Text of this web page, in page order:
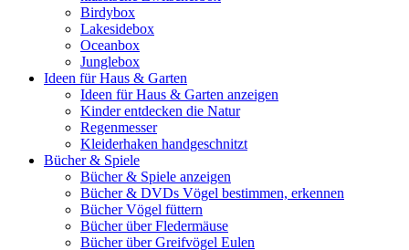
Birdybox
Lakesidebox
Oceanbox
Junglebox
Ideen für Haus & Garten
Ideen für Haus & Garten anzeigen
Kinder entdecken die Natur
Regenmesser
Kleiderhaken handgeschnitzt
Bücher & Spiele
Bücher & Spiele anzeigen
Bücher & DVDs Vögel bestimmen, erkennen
Bücher Vögel füttern
Bücher über Fledermäuse
Bücher über Greifvögel Eulen